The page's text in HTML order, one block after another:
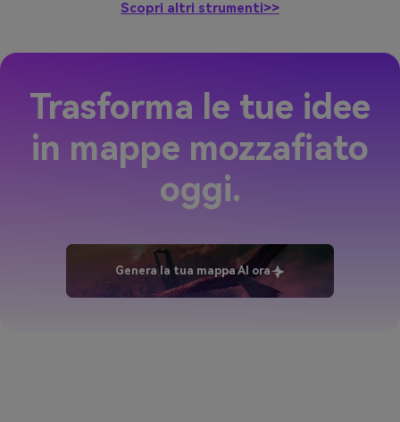
Scopri altri strumenti>>
Trasforma le tue idee
in mappe mozzafiato
oggi.
Genera la tua mappa AI ora